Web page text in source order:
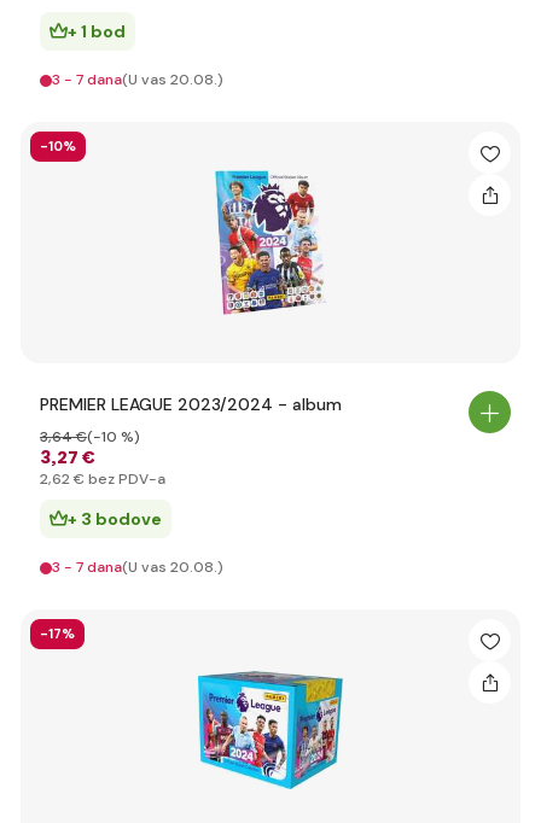
+ 1 bod
3 - 7 dana(U vas 20.08.)
-10%
PREMIER LEAGUE 2023/2024 - album
3,27 €
3,64 €(-10 %)
2,62 € bez PDV-a
+ 3 bodove
3 - 7 dana(U vas 20.08.)
-17%